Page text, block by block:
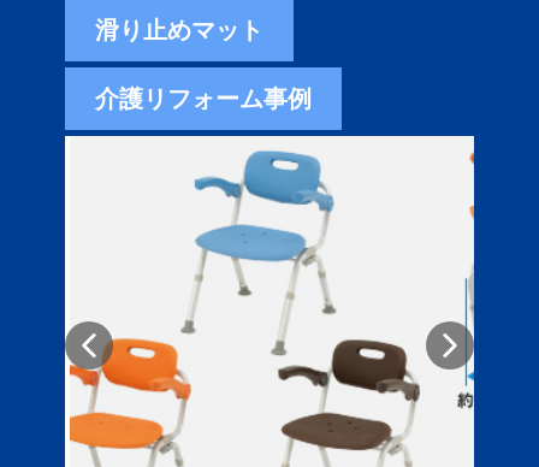
滑り止めマット
介護リフォーム事例